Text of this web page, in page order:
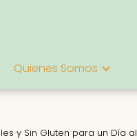
Quienes Somos
y Sin Gluten para un Día al